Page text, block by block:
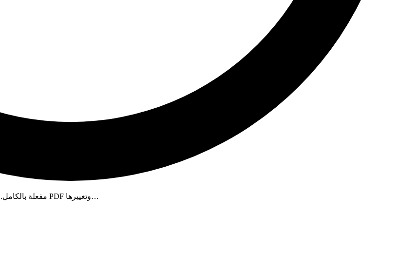
قم بتنزيل النسخة الكاملة من تحميل Foxit PhantomPDF Business، مفعلة بالكامل. لتحرير ملفات PDF وتغييرها…